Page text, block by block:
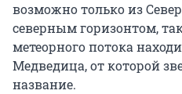
возможно только из
северным горизонтом,
метеорного потока
Медведица, от которой
название.